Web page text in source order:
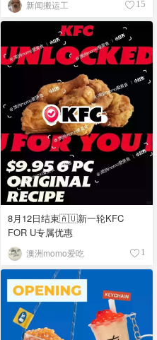
新闻搬运工 15
8月12日结束🇦🇺新一轮KFC
FOR U专属优惠
澳洲momo爱吃 1